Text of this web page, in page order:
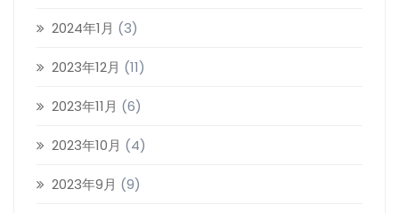
2024年1月 (3)
2023年12月 (11)
2023年11月 (6)
2023年10月 (4)
2023年9月 (9)